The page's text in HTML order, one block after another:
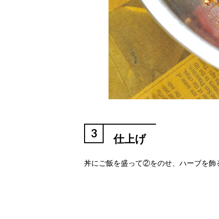
3 仕上げ
丼にご飯を盛って②をのせ、ハーブを飾